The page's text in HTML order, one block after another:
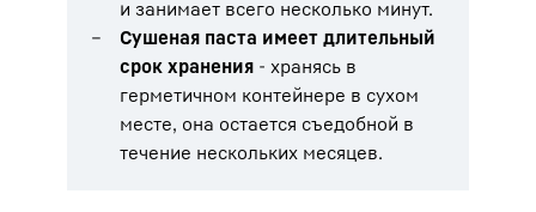
и занимает всего несколько минут.
Сушеная паста имеет длительный
срок хранения - хранясь в
герметичном контейнере в сухом
месте, она остается съедобной в
течение нескольких месяцев.